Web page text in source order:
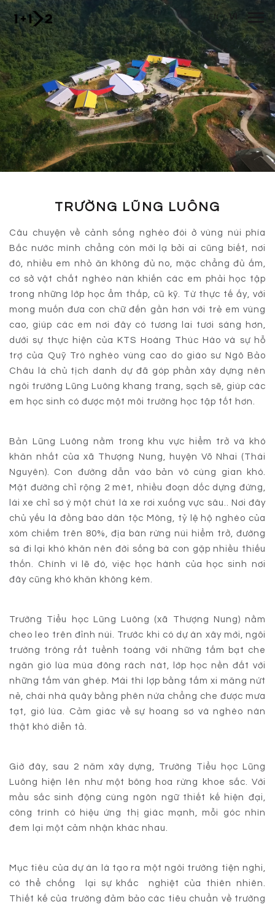
Nhảy đến nội dung
EN / VI
TRƯỜNG LŨNG LUÔNG
Câu chuyện về cảnh sống nghèo đói ở vùng núi phía
Bắc nước mình chẳng còn mới lạ bởi ai cũng biết, nơi
đó, nhiều em nhỏ ăn không đủ no, mặc chẳng đủ ấm,
cơ sở vật chất nghèo nàn khiến các em phải học tập
trong những lớp học ẩm thấp, cũ kỹ. Từ thực tế ấy, với
mong muốn đưa con chữ đến gần hơn với trẻ em vùng
cao, giúp các em nơi đây có tương lai tươi sáng hơn,
dưới sự thực hiện của KTS Hoàng Thúc Hào và sự hỗ
trợ của Quỹ Trò nghèo vùng cao do giáo sư Ngô Bảo
Châu là chủ tịch danh dự đã góp phần xây dựng nên
ngôi trường Lũng Luông khang trang, sạch sẽ, giúp các
em học sinh có được một môi trường học tập tốt hơn.
Bản Lũng Luông nằm trong khu vực hiểm trở và khó
khăn nhất của xã Thượng Nung, huyện Võ Nhai (Thái
Nguyên). Con đường dẫn vào bản vô cùng gian khó.
Mặt đường chỉ rộng 2 mét, nhiều đoạn dốc dựng đứng,
lái xe chỉ sơ ý một chút là xe rơi xuống vực sâu.. Nơi đây
chủ yếu là đồng bào dân tộc Mông, tỷ lệ hộ nghèo của
xóm chiếm trên 80%, địa bàn rừng núi hiểm trở, đường
sá đi lại khó khăn nên đời sống bà con gặp nhiều thiếu
thốn. Chính vì lẽ đó, việc học hành của học sinh nơi
đây cũng khó khăn không kém.
Trường Tiểu học Lũng Luông (xã Thượng Nung) nằm
cheo leo trên đỉnh núi. Trước khi có dự án xây mới, ngôi
trường trông rất tuềnh toàng với những tấm bạt che
ngăn gió lùa mùa đông rách nát, lớp học nền đất với
những tấm ván ghép. Mái thì lợp bằng tấm xi măng nứt
nẻ, chái nhà quây bằng phên nứa chẳng che được mưa
tạt, gió lùa. Cảm giác về sự hoang sơ và nghèo nàn
thật khó diễn tả.
Giờ đây, sau 2 năm xây dựng, Trường Tiểu học Lũng
Luông hiện lên như một bông hoa rừng khoe sắc. Với
mầu sắc sinh động cùng ngôn ngữ thiết kế hiện đại,
công trình có hiệu ứng thị giác mạnh, mỗi góc nhìn
đem lại một cảm nhận khác nhau.
Mục tiêu của dự án là tạo ra một ngôi trường tiện nghi,
có thể chống lại sự khắc nghiệt của thiên nhiên.
Thiết kế của trường đảm bảo các tiêu chuẩn về trường